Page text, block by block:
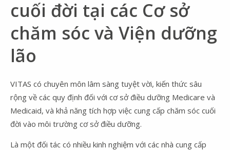
Dịch vụ
Chuyên gia chăm sóc sức
khỏe
Gia đình và người chăm sóc
cuối đời tại các Cơ sở
chăm sóc và Viện dưỡng
lão
VITAS có chuyên môn lâm sàng tuyệt vời, kiến thức sâu
rộng về các quy định đối với cơ sở điều dưỡng Medicare và
Medicaid, và khả năng tích hợp việc cung cấp chăm sóc cuối
đời vào môi trường cơ sở điều dưỡng.
Là một đối tác có nhiều kinh nghiệm với các nhà cung cấp